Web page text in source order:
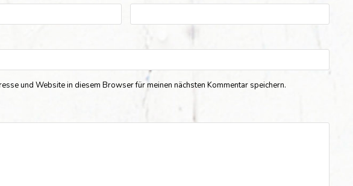
und Website in diesem Browser für meinen nächsten Kommentar speichern.